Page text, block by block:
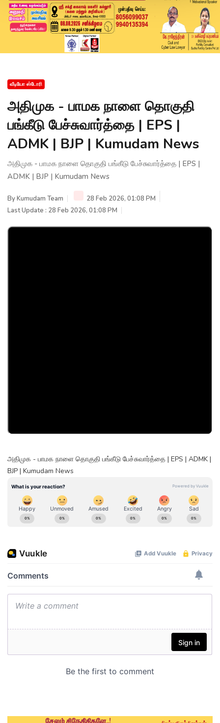
வீடியோ ஸ்டோரி
அதிமுக - பாமக நாளை தொகுதி
பங்கீடு பேச்சுவார்த்தை | EPS |
ADMK | BJP | Kumudam News
அதிமுக - பாமக நாளை தொகுதி பங்கீடு பேச்சுவார்த்தை | EPS |
ADMK | BJP | Kumudam News
ByKumudam Team
28 Feb 2026, 01:08 PM
Last Update : 28 Feb 2026, 01:08 PM
அதிமுக - பாமக நாளை தொகுதி பங்கீடு பேச்சுவார்த்தை | EPS | ADMK |
BJP | Kumudam News